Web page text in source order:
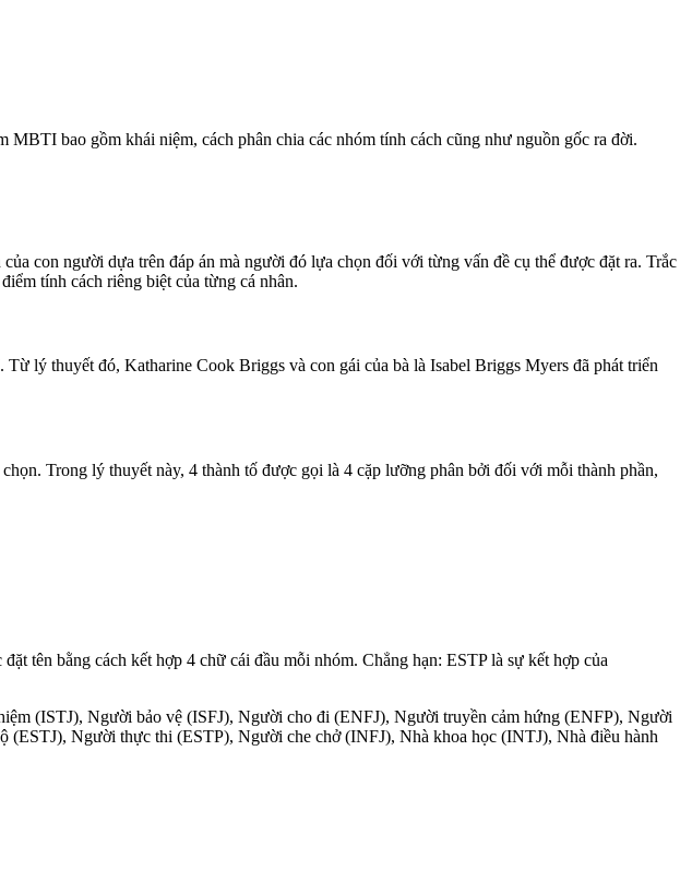
bao gồm khái niệm, cách phân chia các nhóm tính cách cũng như nguồn gốc ra đời.
con người dựa trên đáp án mà người đó lựa chọn đối với từng vấn đề cụ thể được đặt ra. Trắc
tính cách riêng biệt của từng cá nhân.
lý thuyết đó, Katharine Cook Briggs và con gái của bà là Isabel Briggs Myers đã phát triển
Trong lý thuyết này, 4 thành tố được gọi là 4 cặp lưỡng phân bởi đối với mỗi thành phần,
tên bằng cách kết hợp 4 chữ cái đầu mỗi nhóm. Chẳng hạn: ESTP là sự kết hợp của
(ISTJ), Người bảo vệ (ISFJ), Người cho đi (ENFJ), Người truyền cảm hứng (ENFP), Người
Người thực thi (ESTP), Người che chở (INFJ), Nhà khoa học (INTJ), Nhà điều hành